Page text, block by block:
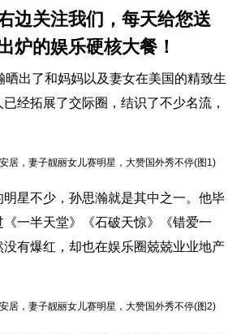
边关注我们，每天给您送
炉的娱乐硬核大餐！
晒出了和妈妈以及妻女在美国的精致生
经拓展了交际圈，结识了不少名流，
星不少，孙思瀚就是其中之一。他毕
一半天堂》《石破天惊》《错爱一
有爆红，却也在娱乐圈兢兢业业地产